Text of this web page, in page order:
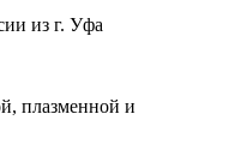
из г. Уфа
плазменной и